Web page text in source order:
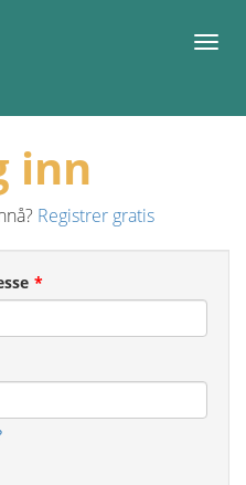
Meny
inn
Registrer gratis